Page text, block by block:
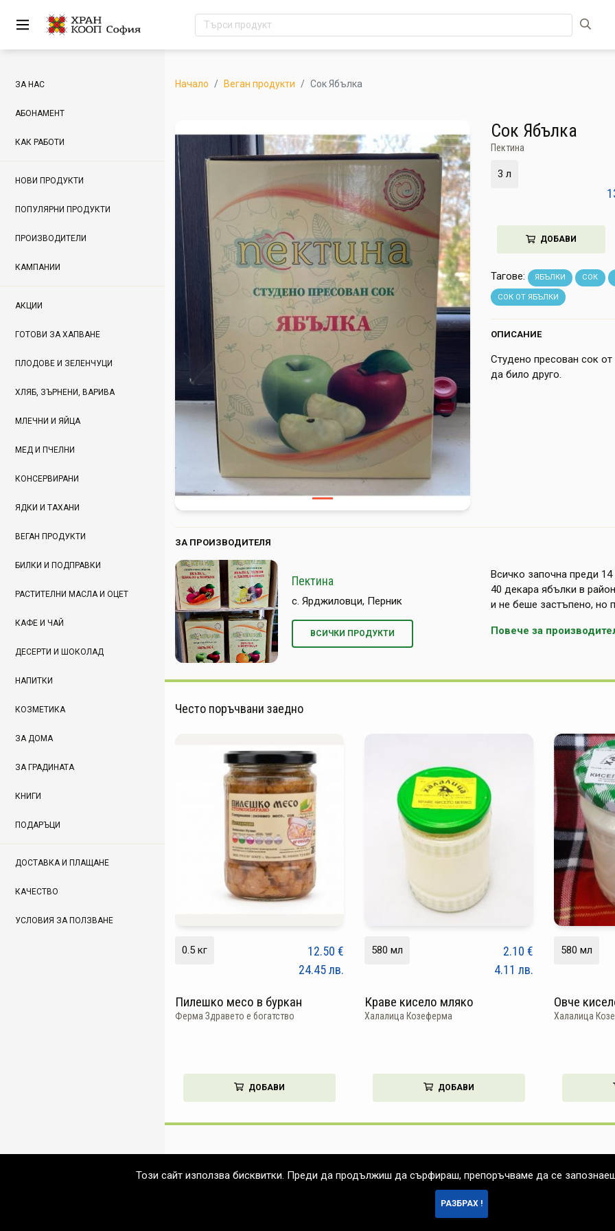
ЗА НАС
АБОНАМЕНТ
КАК РАБОТИ
НОВИ ПРОДУКТИ
ПОПУЛЯРНИ ПРОДУКТИ
ПРОИЗВОДИТЕЛИ
КАМПАНИИ
АКЦИИ
ГОТОВИ ЗА ХАПВАНЕ
ПЛОДОВЕ И ЗЕЛЕНЧУЦИ
ХЛЯБ, ЗЪРНЕНИ, ВАРИВА
МЛЕЧНИ И ЯЙЦА
МЕД И ПЧЕЛНИ
КОНСЕРВИРАНИ
ЯДКИ И ТАХАНИ
ВЕГАН ПРОДУКТИ
БИЛКИ И ПОДПРАВКИ
РАСТИТЕЛНИ МАСЛА И ОЦЕТ
КАФЕ И ЧАЙ
ДЕСЕРТИ И ШОКОЛАД
НАПИТКИ
КОЗМЕТИКА
ЗА ДОМА
ЗА ГРАДИНАТА
КНИГИ
ПОДАРЪЦИ
ДОСТАВКА И ПЛАЩАНЕ
КАЧЕСТВО
УСЛОВИЯ ЗА ПОЛЗВАНЕ
Начало Веган продукти Сок Ябълка
Сок Ябълка
Пектина
3 л
ДОБАВИ
Тагове: ЯБЪЛКИ СОК
СОК ОТ ЯБЪЛКИ
ОПИСАНИЕ
Студено пресован сок
да било друго.
Често поръчвани заедно
0.5 кг 12.50 €
24.45лв.
Пилешко месо в буркан
Ферма Здравето е богатство
ДОБАВИ
580 мл 2.10 €
4.11 лв.
Краве кисело мляко
Халалица Козеферма
ДОБАВИ
580 мл
Овче
Халалица
ЗА ПРОИЗВОДИТЕЛЯ
Пектина
с. Ярджиловци, Перник
ВСИЧКИ ПРОДУКТИ
Всичко започна преди
40 декара ябълки в
и не беше застъпено, но
Повече за
Този сайт използва бисквитки. Преди да продължиш да сърфираш, препоръчваме да се
РАЗБРАХ !